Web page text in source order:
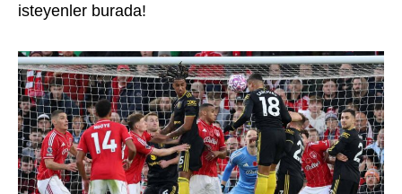
isteyenler burada!